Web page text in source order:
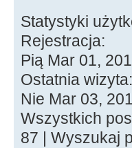
Statystyki
Rejestracja:
Pią Mar 01,
Ostatnia wizyta:
Nie Mar 03,
Wszystkich
87 | Wyszukaj